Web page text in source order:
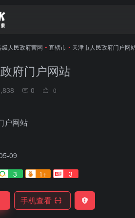
级人民政府官网 • 直辖市 • 天津市人民政府门户网
府门户网站
0 0
户网站
09
3 1+ 3
手机查看